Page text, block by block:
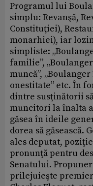
Programul lui
simplu: Revanşă,
Constituţiei),
monarhiei), iar
simpliste:
familie”,
muncă”,
onestitate” etc. În
dintre susţinătorii
muncitori la înalta
găsea în ideile
dorea să găsească.
ales deputat,
pronunţă pentru
Senatului.
prilejuieşte